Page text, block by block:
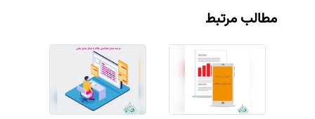
مطالب مرتبط